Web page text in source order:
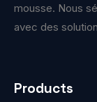
mousse. Nous
avec des
Products